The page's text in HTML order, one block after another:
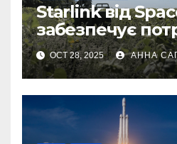
Starlink від
забезпечує
швидкість
українських
роботів
OCT 28, 2025 АННА